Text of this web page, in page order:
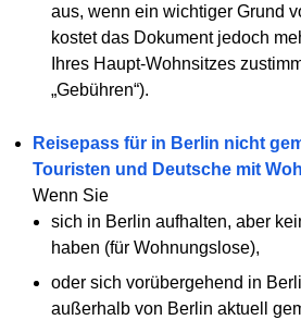
aus, wenn ein wichtiger Grund
kostet das Dokument jedoch
Ihres Haupt-Wohnsitzes
„Gebühren“).
Reisepass für in Berlin nicht
Touristen und Deutsche mit
Wenn Sie
sich in Berlin aufhalten, aber
haben (für Wohnungslose),
oder sich vorübergehend in
außerhalb von Berlin aktuell